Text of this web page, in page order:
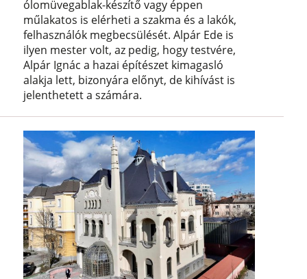
ólomüvegablak-készítő vagy éppen
műlakatos is elérheti a szakma és a lakók,
felhasználók megbecsülését. Alpár Ede is
ilyen mester volt, az pedig, hogy testvére,
Alpár Ignác a hazai építészet kimagasló
alakja lett, bizonyára előnyt, de kihívást is
jelenthetett a számára.